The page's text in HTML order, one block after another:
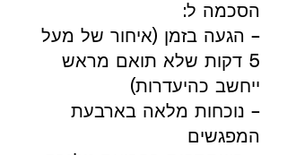
הסכמה ל:
– הגעה בזמן (איחור של מעל
5 דקות שלא תואם מראש
ייחשב כהיעדרות)
– נוכחות מלאה בארבעת
המפגשים